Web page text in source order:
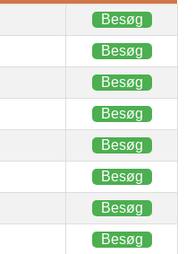
Besøg
Besøg
Besøg
Besøg
Besøg
Besøg
Besøg
Besøg